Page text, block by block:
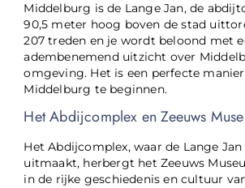
Middelburg is de Lange Jan, de
90,5 meter hoog boven de stad
207 treden en je wordt beloond met
adembenemend uitzicht over
omgeving. Het is een perfecte
Middelburg te beginnen.
Het Abdijcomplex en Zeeuws
Het Abdijcomplex, waar de Lange Jan
uitmaakt, herbergt het Zeeuws
in de rijke geschiedenis en cultuur